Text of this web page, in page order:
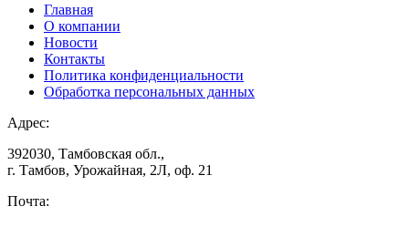
Главная
О компании
Новости
Контакты
Политика конфиденциальности
Обработка персональных данных
Адрес:
392030, Тамбовская обл.,
г. Тамбов, Урожайная, 2Л, оф. 21
Почта: